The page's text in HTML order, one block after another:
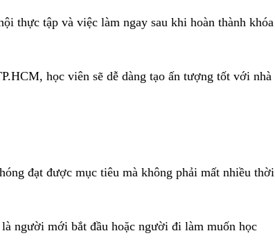
thực tập và việc làm ngay sau khi hoàn thành khóa
học viên sẽ dễ dàng tạo ấn tượng tốt với nhà
đạt được mục tiêu mà không phải mất nhiều thời
người mới bắt đầu hoặc người đi làm muốn học